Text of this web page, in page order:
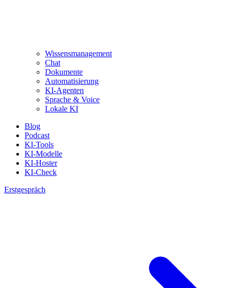
Wissensmanagement
Chat
Dokumente
Automatisierung
KI-Agenten
Sprache & Voice
Lokale KI
Blog
Podcast
KI-Tools
KI-Modelle
KI-Hoster
KI-Check
Erstgespräch